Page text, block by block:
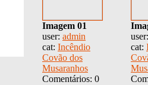
Imagem 01
user: admin
cat: Incêndio
Covão dos
Musaranhos
Comentários: 0
cat: